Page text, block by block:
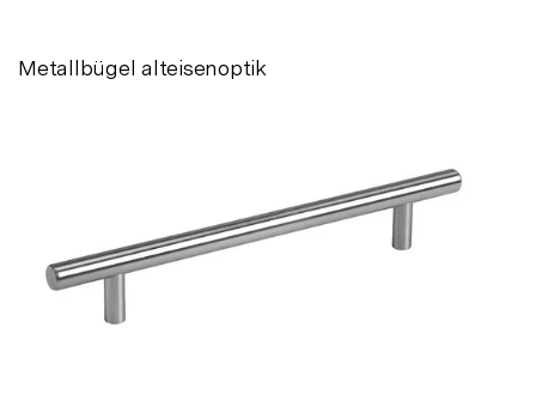
Metallbügel alteisenoptik